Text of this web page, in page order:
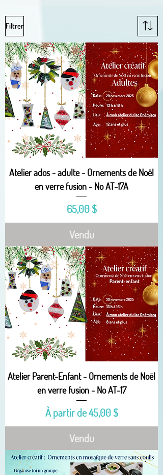
Filtrer
Atelier ados - adulte - Ornements de Noël
en verre fusion - No AT-17A
Prix
65,00 $
Vendu
Atelier Parent-Enfant - Ornements de Noël
en verre fusion - No AT-17
À partir de45,00 $
Prix promotionnel
Vendu